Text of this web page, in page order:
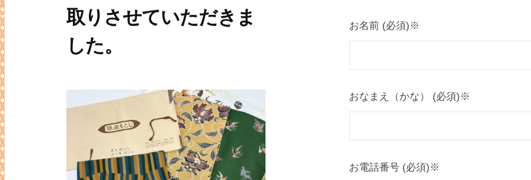
取りさせていただきま
した。
お名前 (必須)※
おなまえ（かな） (必須)※
お電話番号 (必須)※